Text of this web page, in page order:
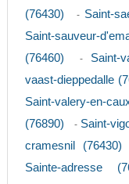
(76430)
- Saint-
Saint-sauveur-
(76460)
- Saint-
vaast-dieppedalle
Saint-valery-en-
(76890)
- Saint-
cramesnil (76430)
Sainte-adresse